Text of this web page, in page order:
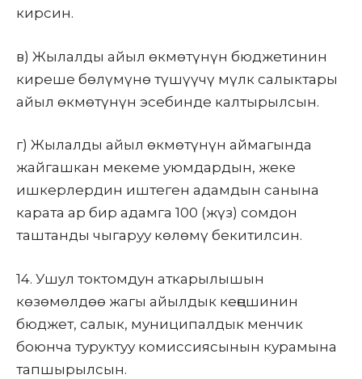
кирсин.
в) Жылалды айыл өкмөтүнүн бюджетинин
киреше бөлүмүнө түшүүчү мүлк салыктары
айыл өкмөтүнүн эсебинде калтырылсын.
г) Жылалды айыл өкмөтүнүн аймагында
жайгашкан мекеме уюмдардын, жеке
ишкерлердин иштеген адамдын санына
карата ар бир адамга 100 (жүз) сомдон
таштанды чыгаруу көлөмү бекитилсин.
14. Ушул токтомдун аткарылышын
көзөмөлдөө жагы айылдык кеңешинин
бюджет, салык, муниципалдык менчик
боюнча туруктуу комиссиясынын курамына
тапшырылсын.